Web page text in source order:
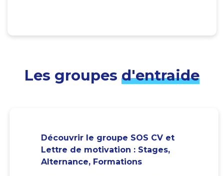
Les groupes d'entraide
Découvrir le groupe SOS CV et
Lettre de motivation : Stages,
Alternance, Formations